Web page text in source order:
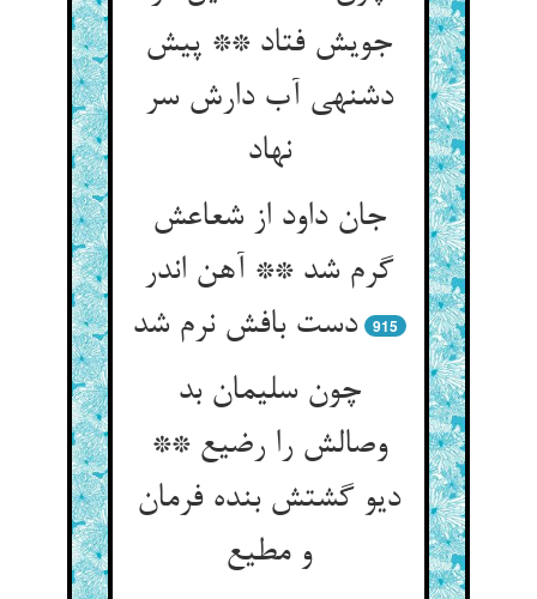
جویش فتاد ** پیش
دشنه‏ی آب دارش سر
نهاد
جان داود از شعاعش
گرم شد ** آهن اندر
دست بافش نرم شد
915
چون سلیمان بد
وصالش را رضیع **
دیو گشتش بنده فرمان
و مطیع‏